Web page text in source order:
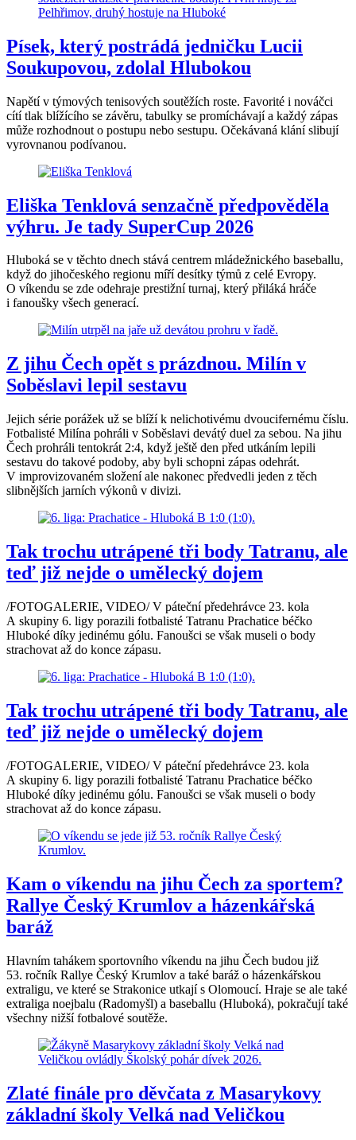
Písek, který postrádá jedničku Lucii
Soukupovou, zdolal Hlubokou
Napětí v týmových tenisových soutěžích roste. Favorité i nováčci
cítí tlak blížícího se závěru, tabulky se promíchávají a každý zápas
může rozhodnout o postupu nebo sestupu. Očekávaná klání slibují
vyrovnanou podívanou.
Eliška Tenklová senzačně předpověděla
výhru. Je tady SuperCup 2026
Hluboká se v těchto dnech stává centrem mládežnického baseballu,
když do jihočeského regionu míří desítky týmů z celé Evropy.
O víkendu se zde odehraje prestižní turnaj, který přiláká hráče
i fanoušky všech generací.
Z jihu Čech opět s prázdnou. Milín v
Soběslavi lepil sestavu
Jejich série porážek už se blíží k nelichotivému dvoucifernému číslu.
Fotbalisté Milína pohráli v Soběslavi devátý duel za sebou. Na jihu
Čech prohráli tentokrát 2:4, když ještě den před utkáním lepili
sestavu do takové podoby, aby byli schopni zápas odehrát.
V improvizovaném složení ale nakonec předvedli jeden z těch
slibnějších jarních výkonů v divizi.
Tak trochu utrápené tři body Tatranu, ale
teď již nejde o umělecký dojem
/FOTOGALERIE, VIDEO/ V páteční předehrávce 23. kola
A skupiny 6. ligy porazili fotbalisté Tatranu Prachatice béčko
Hluboké díky jedinému gólu. Fanoušci se však museli o body
strachovat až do konce zápasu.
Tak trochu utrápené tři body Tatranu, ale
teď již nejde o umělecký dojem
/FOTOGALERIE, VIDEO/ V páteční předehrávce 23. kola
A skupiny 6. ligy porazili fotbalisté Tatranu Prachatice béčko
Hluboké díky jedinému gólu. Fanoušci se však museli o body
strachovat až do konce zápasu.
Kam o víkendu na jihu Čech za sportem?
Rallye Český Krumlov a házenkářská
baráž
Hlavním tahákem sportovního víkendu na jihu Čech budou již
53. ročník Rallye Český Krumlov a také baráž o házenkářskou
extraligu, ve které se Strakonice utkají s Olomoucí. Hraje se ale také
extraliga noejbalu (Radomyšl) a baseballu (Hluboká), pokračují také
všechny nižší fotbalové soutěže.
Zlaté finále pro děvčata z Masarykovy
základní školy Velká nad Veličkou